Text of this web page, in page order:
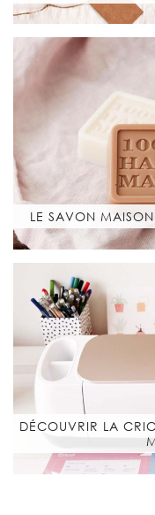
LE SAVON
DÉCOUVRIR LA